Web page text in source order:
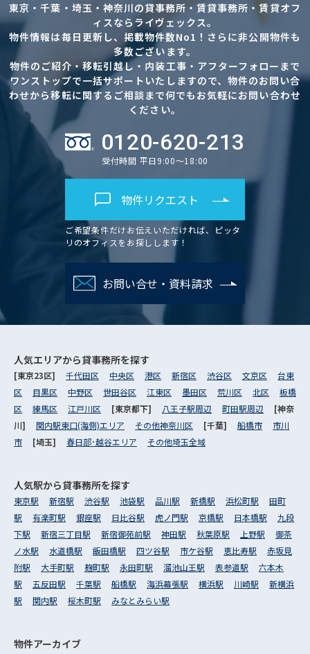
東京・千葉・埼玉・神奈川の貸事務所・賃貸事務所・賃貸オフ
ィスならライヴェックス。
物件情報は毎日更新し、掲載物件数No1！さらに非公開物件も
多数ございます。
物件のご紹介・移転引越し・内装工事・アフターフォローまで
ワンストップで一括サポートいたしますので、物件のお問い合
わせから移転に関するご相談まで何でもお気軽にお問い合わせ
ください。
0120-620-213
受付時間 平日9:00～18:00
物件リクエスト
ご希望条件だけお伝えいただければ、ピッタ
リのオフィスをお探しします！
お問い合せ・資料請求
人気エリアから貸事務所を探す
[東京23区] 千代田区 中央区 港区 新宿区 渋谷区 文京区
台東
区
目黒区 中野区 世田谷区 江東区 墨田区 荒川区 北区
板橋
区
練馬区 江戸川区 [東京都下] 八王子駅周辺 町田駅周辺
[神奈
川] 関内駅東口(海側)エリア その他神奈川区 [千葉] 船橋市
市川
市
[埼玉] 春日部･越谷エリア その他埼玉全域
人気駅から貸事務所を探す
東京駅 新宿駅 渋谷駅 池袋駅 品川駅 新橋駅 浜松町駅
田町
駅
有楽町駅 銀座駅 日比谷駅 虎ノ門駅 京橋駅 日本橋駅
九段
下駅
新宿三丁目駅 新宿御苑前駅 神田駅 秋葉原駅 上野駅
御茶
ノ水駅
水道橋駅 飯田橋駅 四ツ谷駅 市ケ谷駅 恵比寿駅
赤坂見
附駅
大手町駅 麹町駅 永田町駅 溜池山王駅 表参道駅
六本木
駅
五反田駅 千葉駅 船橋駅 海浜幕張駅 横浜駅 川崎駅
新横浜
駅
関内駅 桜木町駅 みなとみらい駅
物件アーカイブ